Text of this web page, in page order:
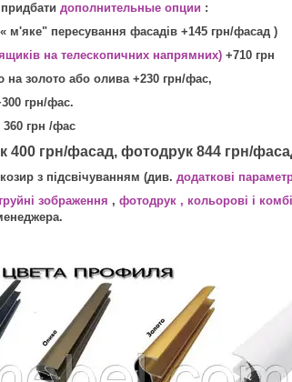
дополнительные опции :
м'яке" пересування фасадів +145 грн/фасад )
на телескопичних напрямних) +710 грн
золото або олива +230 грн/фас,
грн/фас.
грн /фас
400 грн/фасад, фотодрук 844 грн/
з підсвічуванням (див. додаткові
зображення , фотодрук , кольорові і